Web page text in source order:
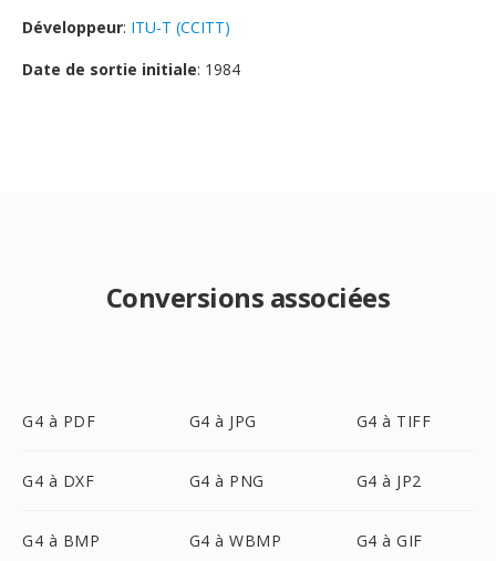
Développeur: ITU-T (CCITT)
Date de sortie initiale: 1984
Conversions associées
G4 à PDF G4 à JPG G4 à TIFF
G4 à DXF G4 à PNG G4 à JP2
G4 à BMP G4 à WBMP G4 à GIF